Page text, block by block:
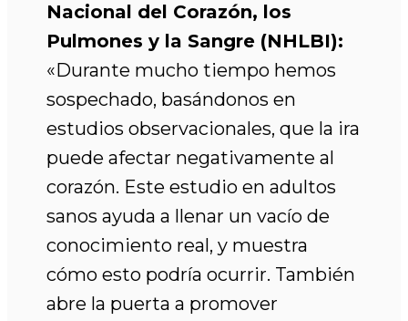
Nacional del Corazón, los
Pulmones y la Sangre (NHLBI):
«Durante mucho tiempo hemos
sospechado, basándonos en
estudios observacionales, que la ira
puede afectar negativamente al
corazón. Este estudio en adultos
sanos ayuda a llenar un vacío de
conocimiento real, y muestra
cómo esto podría ocurrir. También
abre la puerta a promover